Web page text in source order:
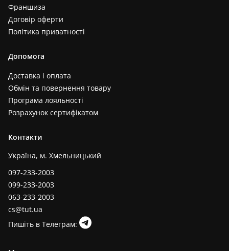
Франшиза
Договір оферти
Політика приватності
Допомога
Доставка і оплата
Обмін та повернення товару
Програма лояльності
Розрахунок сертифікатом
Контакти
Україна, м. Хмельницький
097-233-2003
099-233-2003
063-233-2003
cs@tut.ua
Пишіть в Телеграм: